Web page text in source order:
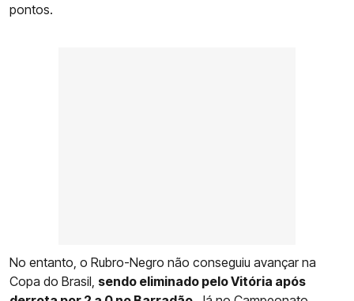
pontos.
No entanto, o Rubro-Negro não conseguiu avançar na
Copa do Brasil, sendo eliminado pelo Vitória após